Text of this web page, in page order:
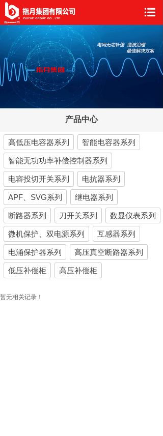
产品中心
高低压电容器系列 智能电容器系列
智能无功功率补偿控制器系列
电容投切开关系列 电抗器系列
APF、SVG系列 继电器系列
断路器系列 刀开关系列 数显仪表系列
微机保护、双电源系列 互感器系列
电涌保护器系列 高压真空断路器系列
低压补偿柜 高压补偿柜
暂无相关记录！